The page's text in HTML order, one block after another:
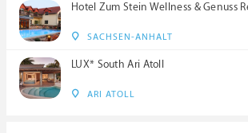
Hotel Zum Stein Wellness & Genuss
SACHSEN-ANHALT
LUX* South Ari Atoll
ARI ATOLL